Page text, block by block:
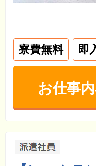
寮費無料 即
お仕事